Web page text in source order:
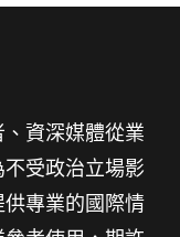
、資深媒體從業
受政治立場影
專業的國際情